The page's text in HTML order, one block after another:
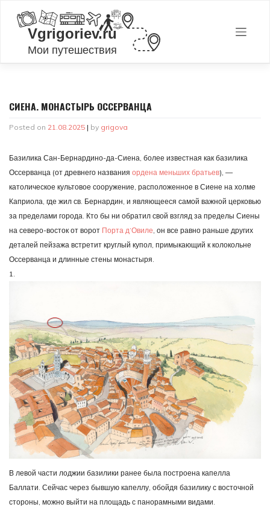
content
СИЕНА. МОНАСТЫРЬ ОССЕРВАНЦА
Posted on 21.08.2025 | by grigova
Базилика Сан-Бернардино-да-Сиена, более известная как базилика
Оссерванца (от древнего названия ордена меньших братьев), —
католическое культовое сооружение, расположенное в Сиене на холме
Каприола, где жил св. Бернардин, и являющееся самой важной церковью
за пределами города. Кто бы ни обратил свой взгляд за пределы Сиены
на северо-восток от ворот Порта д’Овиле , он все равно раньше других
деталей пейзажа встретит круглый купол, примыкающий к колокольне
Оссерванца и длинные стены монастыря.
1.
В левой части лоджии базилики ранее была построена капелла
Баллати. Сейчас через бывшую капеллу, обойдя базилику с восточной
стороны, можно выйти на площадь с панорамными видами.